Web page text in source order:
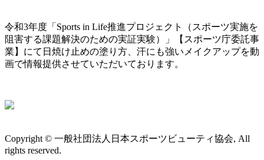
令和3年度「Sports in Life推進プロジェクト（スポーツ実施を
阻害する課題解決のための実証実験）」【スポーツ庁委託事
業】にて日焼け止めの塗り方、汗にも強いメイクアップを動
画で情報提供させていただいております。
Copyright © 一般社団法人日本スポーツビューティ協会, All
rights reserved.